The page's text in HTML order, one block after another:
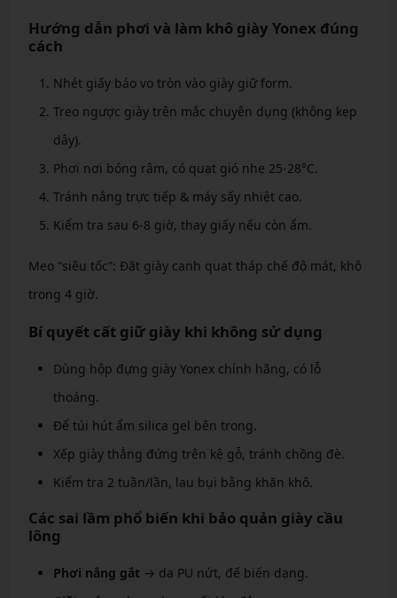
Hướng dẫn phơi và làm khô giày Yonex đúng
cách
Nhét giấy báo vo tròn vào giày giữ form.
Treo ngược giày trên mắc chuyên dụng (không kẹp
dây).
Phơi nơi bóng râm, có quạt gió nhẹ 25-28°C.
Tránh nắng trực tiếp & máy sấy nhiệt cao.
Kiểm tra sau 6-8 giờ, thay giấy nếu còn ẩm.
Mẹo “siêu tốc”: Đặt giày cạnh quạt tháp chế độ mát, khô
trong 4 giờ.
Bí quyết cất giữ giày khi không sử dụng
Dùng hộp đựng giày Yonex chính hãng, có lỗ
thoáng.
Để túi hút ẩm silica gel bên trong.
Xếp giày thẳng đứng trên kệ gỗ, tránh chồng đè.
Kiểm tra 2 tuần/lần, lau bụi bằng khăn khô.
Các sai lầm phổ biến khi bảo quản giày cầu
lông
Phơi nắng gắt→ da PU nứt, đế biến dạng.